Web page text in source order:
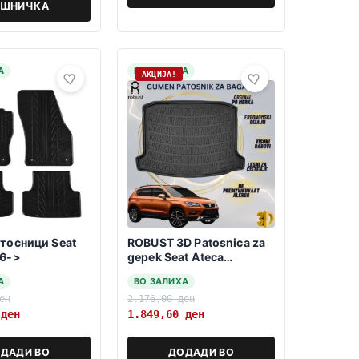
Seat
>
ден
ВО
НА ЗАЛИХА
АКЦИЈА!
ROBUST 3D Patosnica za
gepek Seat Ateca
ВО ЗАЛИХА
2.176,00ден
1.849,60 ден
ДОДАДИ ВО